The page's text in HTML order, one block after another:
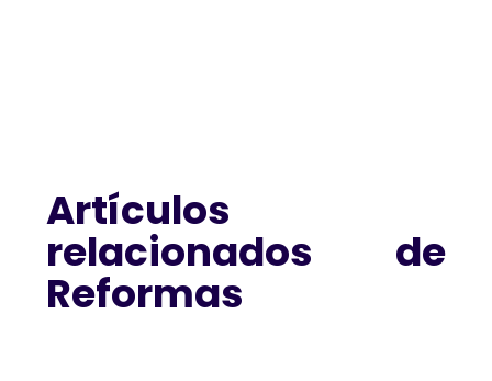
Artículos
relacionados de
Reformas